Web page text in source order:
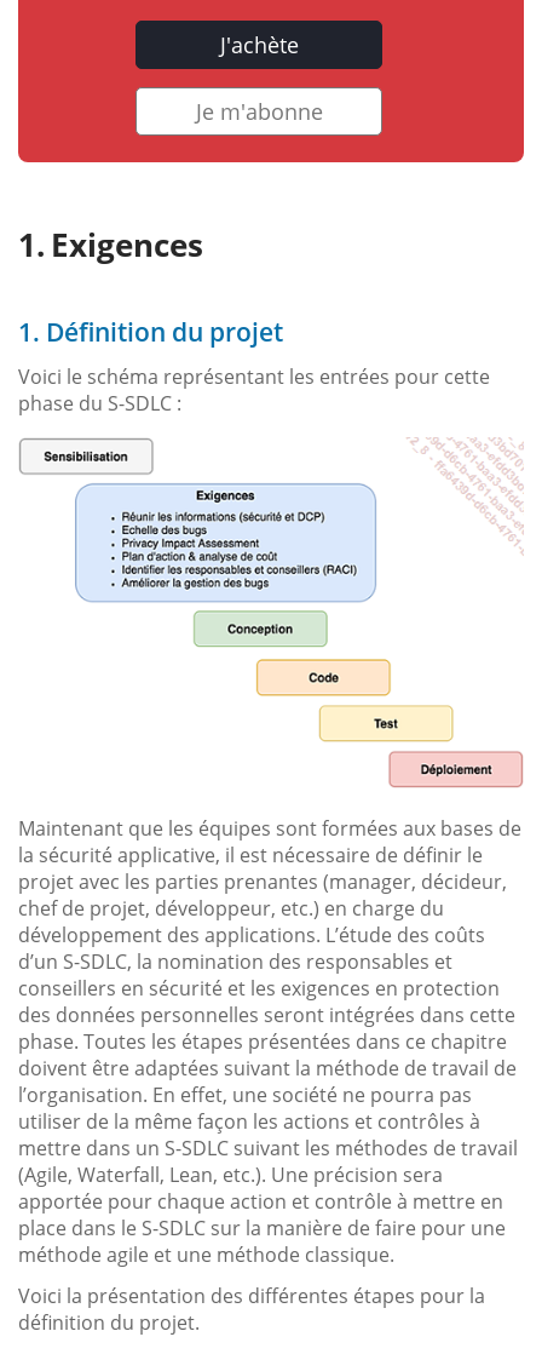
J'achète
Je m'abonne
Exigences
1. Définition du projet
Voici le schéma représentant les entrées pour cette
phase du S-SDLC :
Maintenant que les équipes sont formées aux bases de
la sécurité applicative, il est nécessaire de définir le
projet avec les parties prenantes (manager, décideur,
chef de projet, développeur, etc.) en charge du
développement des applications. L’étude des coûts
d’un S-SDLC, la nomination des responsables et
conseillers en sécurité et les exigences en protection
des données personnelles seront intégrées dans cette
phase. Toutes les étapes présentées dans ce chapitre
doivent être adaptées suivant la méthode de travail de
l’organisation. En effet, une société ne pourra pas
utiliser de la même façon les actions et contrôles à
mettre dans un S-SDLC suivant les méthodes de travail
(Agile, Waterfall, Lean, etc.). Une précision sera
apportée pour chaque action et contrôle à mettre en
place dans le S-SDLC sur la manière de faire pour une
méthode agile et une méthode classique.
Voici la présentation des différentes étapes pour la
définition du projet.